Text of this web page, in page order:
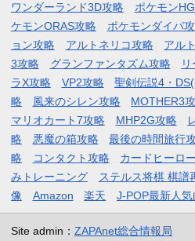
ワンダーランド3D攻略
ポケモン
ケモンORAS攻略
ポケモンダイパ
ョン攻略
アルトネリコ攻略 アル
3攻略
グランファンタズム攻略
ラX攻略
VP2攻略 聖剣伝説4・
略
風来のシレン攻略 MOTHER3
マリオカート7攻略
MHP2G攻略
略
悪魔の箱攻略 最後の時間旅行
略
コンタクト攻略 カードヒーロ
みトレーニング
ステルス将棋 棋譜
像
Amazon 楽天 J-POP最新人
Site admin： ZAPAnet総合情報局